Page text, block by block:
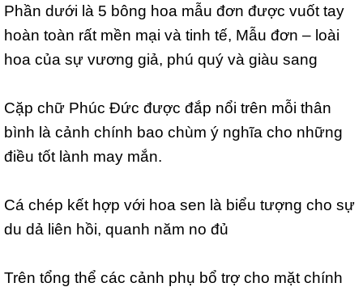
Phần dưới là 5 bông hoa mẫu đơn được vuốt tay
hoàn toàn rất mền mại và tinh tế, Mẫu đơn – loài
hoa của sự vương giả, phú quý và giàu sang
Cặp chữ Phúc Đức được đắp nổi trên mỗi thân
bình là cảnh chính bao chùm ý nghĩa cho những
điều tốt lành may mắn.
Cá chép kết hợp với hoa sen là biểu tượng cho sự
du dả liên hồi, quanh năm no đủ
Trên tổng thể các cảnh phụ bổ trợ cho mặt chính